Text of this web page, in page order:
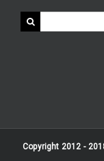
Copyright 2012 -